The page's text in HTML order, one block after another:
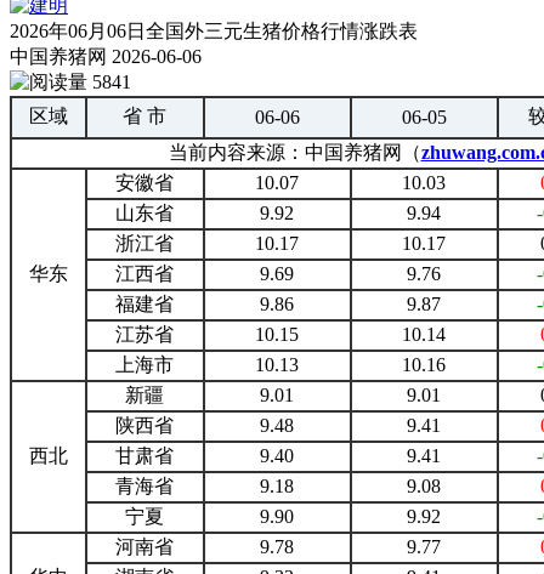
2026年06月06日全国外三元生猪价格行情涨跌表
中国养猪网 2026-06-06
5841
区域
省 市 06-06 06-05
当前内容来源：中国养猪网（
华东
安徽省 10.07 10.03
山东省
9.92 9.94
浙江省
10.17 10.17
江西省
9.69 9.76
福建省
9.86 9.87
江苏省
10.15 10.14
上海市
10.13 10.16
西北
新疆 9.01 9.01
陕西省
9.48 9.41
甘肃省
9.40 9.41
青海省
9.18 9.08
宁夏
9.90 9.92
河南省 9.78 9.77